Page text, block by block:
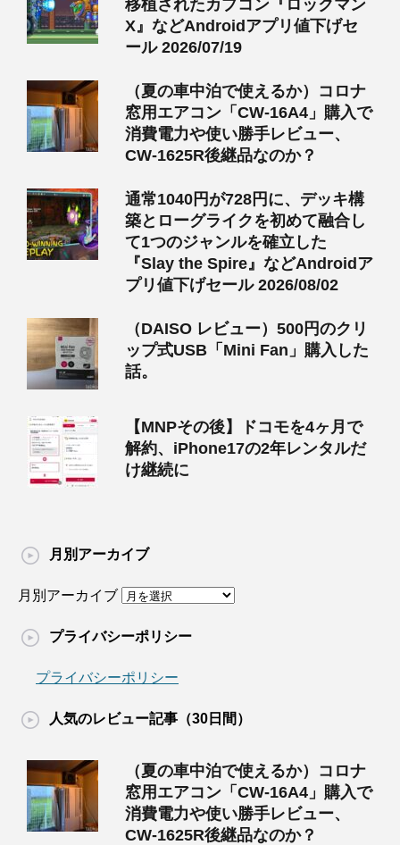
移植されたカプコン『ロックマン
X』などAndroidアプリ値下げセ
ール 2026/07/19
（夏の車中泊で使えるか）コロナ
窓用エアコン「CW-16A4」購入で
消費電力や使い勝手レビュー、
CW-1625R後継品なのか？
通常1040円が728円に、デッキ構
築とローグライクを初めて融合し
て1つのジャンルを確立した
『Slay the Spire』などAndroidア
プリ値下げセール 2026/08/02
（DAISO レビュー）500円のクリ
ップ式USB「Mini Fan」購入した
話。
【MNPその後】ドコモを4ヶ月で
解約、iPhone17の2年レンタルだ
け継続に
月別アーカイブ
月別アーカイブ
プライバシーポリシー
プライバシーポリシー
人気のレビュー記事（30日間）
（夏の車中泊で使えるか）コロナ
窓用エアコン「CW-16A4」購入で
消費電力や使い勝手レビュー、
CW-1625R後継品なのか？